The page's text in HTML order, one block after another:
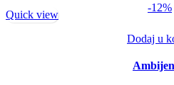
-12%
Quick view
Dodaj u